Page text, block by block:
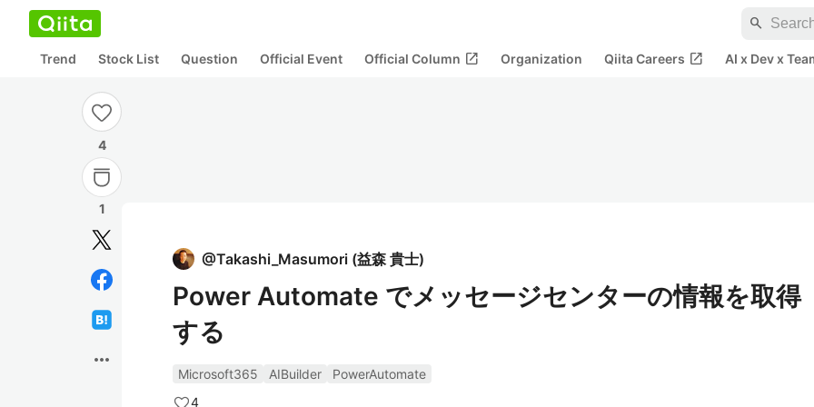
search
Trend Stock List Question Official Event Official Column open_in_new Organization Qiita Careers open_in_new AI x Dev x
4
1
more_horiz
@Takashi_Masumori (益森 貴士)
Power Automate でメッセージセンターの情報を取得
する
Microsoft365 AIBuilder
PowerAutomate
4